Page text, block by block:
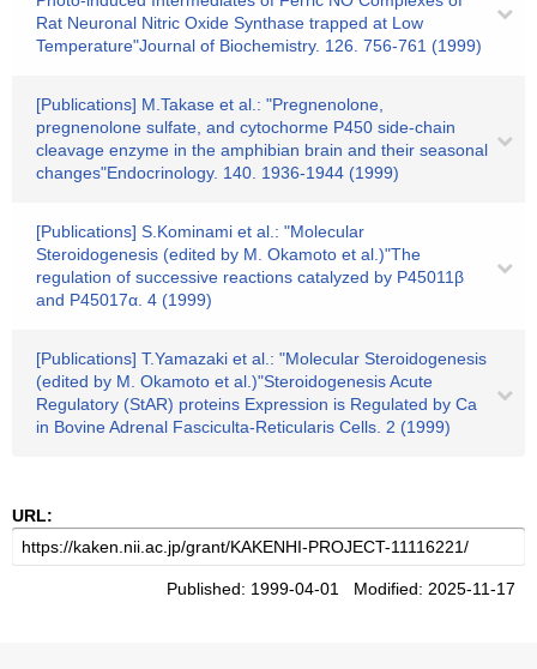
Rat Neuronal Nitric Oxide Synthase trapped at Low
Temperature"Journal of Biochemistry. 126. 756-761 (1999)
[Publications] M.Takase et al.: "Pregnenolone,
pregnenolone sulfate, and cytochorme P450 side-chain
cleavage enzyme in the amphibian brain and their seasonal
changes"Endocrinology. 140. 1936-1944 (1999)
[Publications] S.Kominami et al.: "Molecular
Steroidogenesis (edited by M. Okamoto et al.)"The
regulation of successive reactions catalyzed by P45011β
and P45017α. 4 (1999)
[Publications] T.Yamazaki et al.: "Molecular Steroidogenesis
(edited by M. Okamoto et al.)"Steroidogenesis Acute
Regulatory (StAR) proteins Expression is Regulated by Ca
in Bovine Adrenal Fasciculta-Reticularis Cells. 2 (1999)
URL:
Published: 1999-04-01 Modified: 2025-11-17